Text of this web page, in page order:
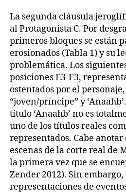
La segunda cláusula
al Protagonista C. Por
primeros bloques se están
erosionados (Tabla 1) y su
problemática. Los
posiciones E3-F3,
ostentados por el personaje,
“joven/príncipe” y
título ‘Anaahb’ no es
uno de los títulos reales
representados. Cabe
escenas de la corte real de
la primera vez que se
Zender 2012). Sin embargo,
representaciones de